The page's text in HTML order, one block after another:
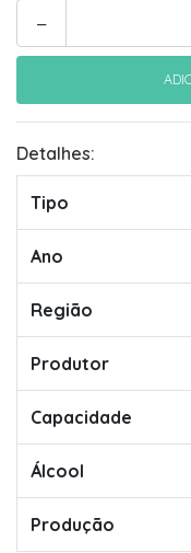
-
Detalhes:
Tipo
Ano
Região
Produtor
Capacidade
Álcool
Produção